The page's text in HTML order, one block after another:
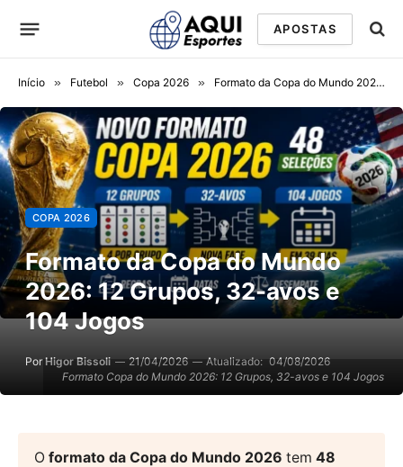
APOSTAS
Início » Futebol » Copa 2026 » Formato da Copa do Mundo 2026: 12 Grupos, 32-avos e 104 Jogos
Formato Copa do Mundo 2026: 12 Grupos, 32-avos e 104 Jogos
COPA 2026
Formato da Copa do Mundo
2026: 12 Grupos, 32-avos e
104 Jogos
Por Higor Bissoli 21/04/2026 Atualizado: 04/08/2026
O formato da Copa do Mundo 2026 tem 48